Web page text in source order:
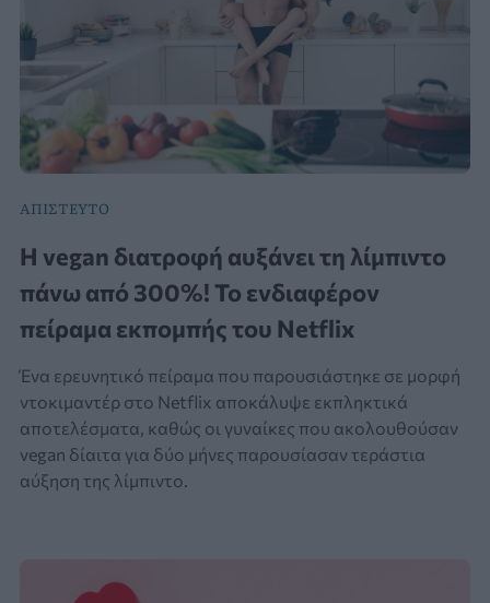
ΑΠΙΣΤΕΥΤΟ
Η vegan διατροφή αυξάνει τη λίμπιντο
πάνω από 300%! Το ενδιαφέρον
πείραμα εκπομπής του Netflix
Ένα ερευνητικό πείραμα που παρουσιάστηκε σε μορφή
ντοκιμαντέρ στο Netflix αποκάλυψε εκπληκτικά
αποτελέσματα, καθώς οι γυναίκες που ακολουθούσαν
vegan δίαιτα για δύο μήνες παρουσίασαν τεράστια
αύξηση της λίμπιντο.